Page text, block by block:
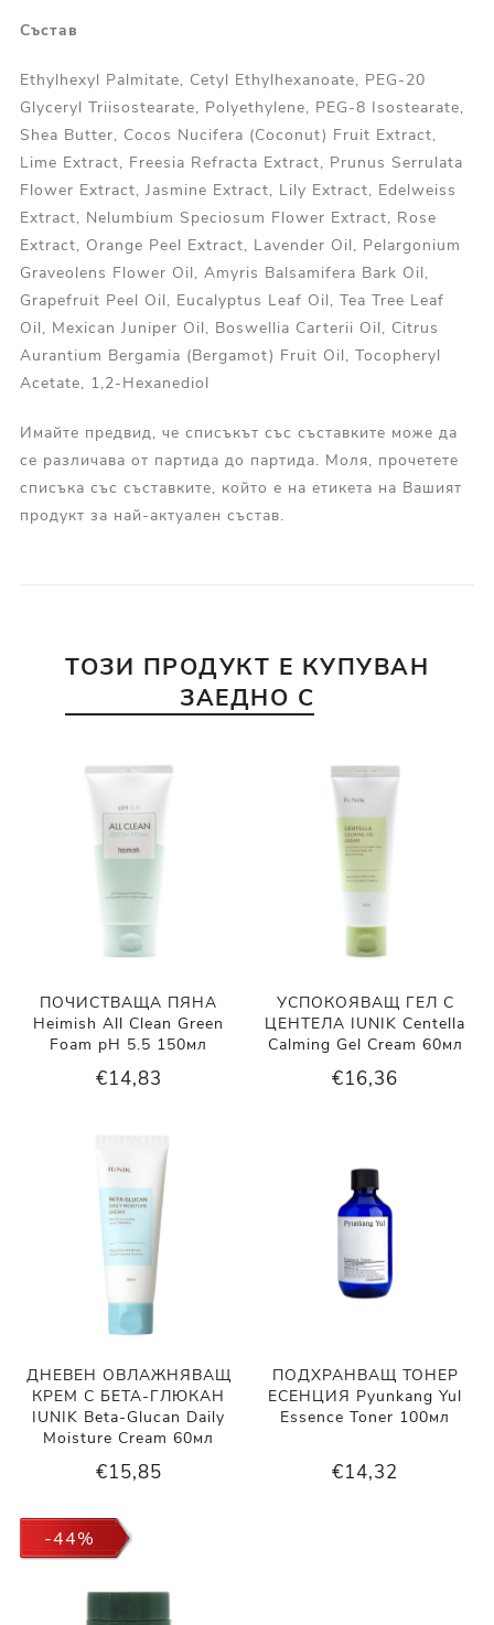
Състав
Ethylhexyl Palmitate, Cetyl Ethylhexanoate, PEG-20
Glyceryl Triisostearate, Polyethylene, PEG-8 Isostearate,
Shea Butter, Cocos Nucifera (Coconut) Fruit Extract,
Lime Extract, Freesia Refracta Extract, Prunus Serrulata
Flower Extract, Jasmine Extract, Lily Extract, Edelweiss
Extract, Nelumbium Speciosum Flower Extract, Rose
Extract, Orange Peel Extract, Lavender Oil, Pelargonium
Graveolens Flower Oil, Amyris Balsamifera Bark Oil,
Grapefruit Peel Oil, Eucalyptus Leaf Oil, Tea Tree Leaf
Oil, Mexican Juniper Oil, Boswellia Carterii Oil, Citrus
Aurantium Bergamia (Bergamot) Fruit Oil, Tocopheryl
Acetate, 1,2-Hexanediol
Имайте предвид, че списъкът със съставките може да
се различава от партида до партида. Моля, прочетете
списъка със съставките, който е на етикета на Вашият
продукт за най-актуален състав.
ТОЗИ ПРОДУКТ Е КУПУВАН
ЗАЕДНО С
ПОЧИСТВАЩА ПЯНА
Heimish All Clean Green
Foam pH 5.5 150мл
€14,83
УСПОКОЯВАЩ ГЕЛ С
ЦЕНТЕЛА IUNIK Centella
Calming Gel Cream 60мл
€16,36
ДНЕВЕН ОВЛАЖНЯВАЩ
КРЕМ С БЕТА-ГЛЮКАН
IUNIK Beta-Glucan Daily
Moisture Cream 60мл
€15,85
ПОДХРАНВАЩ ТОНЕР
ЕСЕНЦИЯ Pyunkang Yul
Essence Toner 100мл
€14,32
-44%